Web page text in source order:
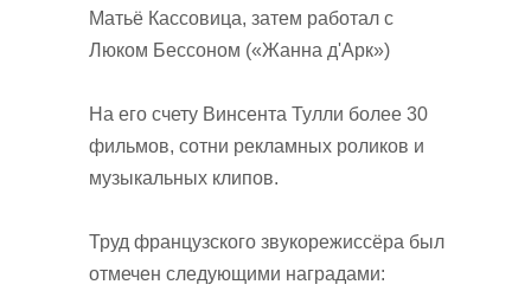
Матьё Кассовица, затем работал с
Люком Бессоном («Жанна д'Арк»)
На его счету Винсента Тулли более 30
фильмов, сотни рекламных роликов и
музыкальных клипов.
Труд французского звукорежиссёра был
отмечен следующими наградами: